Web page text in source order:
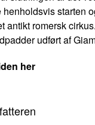
henholdsvis starten
antikt romersk
udført af
her